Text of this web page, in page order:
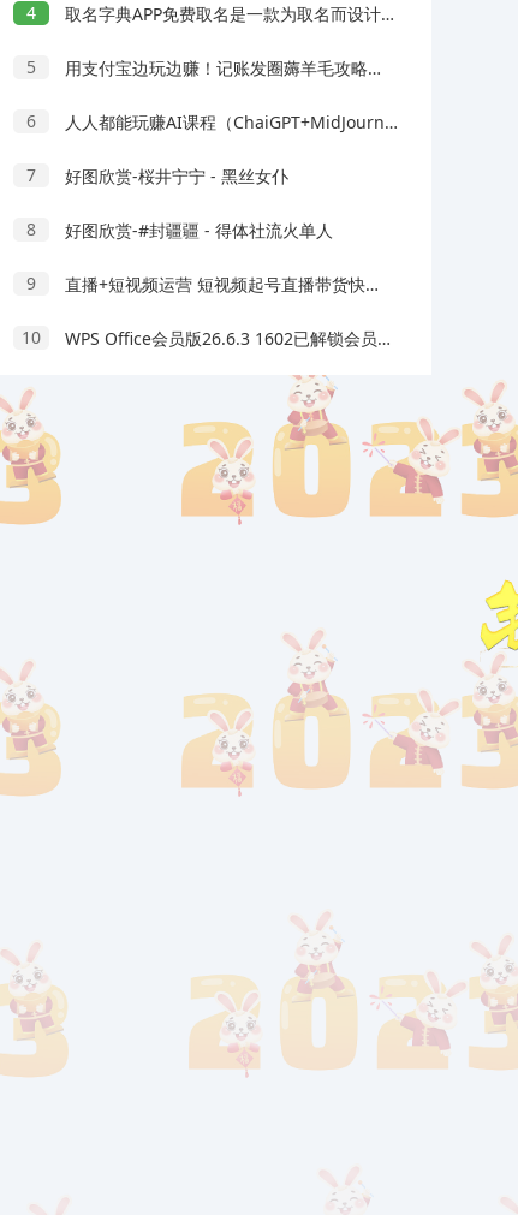
4 取名字典APP免费取名是一款为取名而设计的智能软件
5 用支付宝边玩边赚！记账发圈薅羊毛攻略，每月稳赚50-200元
6 人人都能玩赚AI课程（ChaiGPT+MidJourney）取代您的并不是AI，而是比您更会用AI的人。
7 好图欣赏-桜井宁宁 - 黑丝女仆
8 好图欣赏-#封疆疆 - 得体社流火单人
9 直播+短视频运营 短视频起号直播带货快速上手
10 WPS Office会员版26.6.3 1602已解锁会员功能最强办公